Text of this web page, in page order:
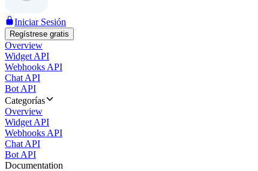
Iniciar Sesión
Regístrese gratis
Overview
Widget API
Webhooks API
Chat API
Bot API
Categorías
Overview
Widget API
Webhooks API
Chat API
Bot API
Documentation